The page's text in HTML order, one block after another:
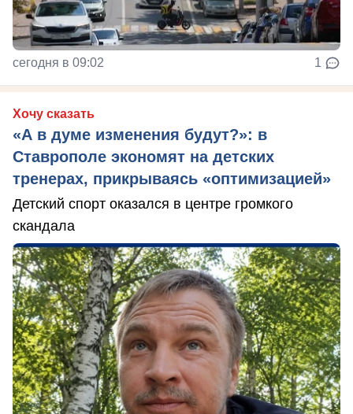
сегодня в 09:02 1
Хочу сказать
«А в думе изменения будут?»: в
Ставрополе экономят на детских
тренерах, прикрываясь «оптимизацией»
Детский спорт оказался в центре громкого
скандала